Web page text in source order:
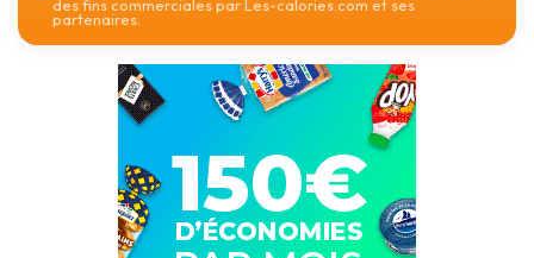
des fins commerciales par Les-calories.com et ses
partenaires.